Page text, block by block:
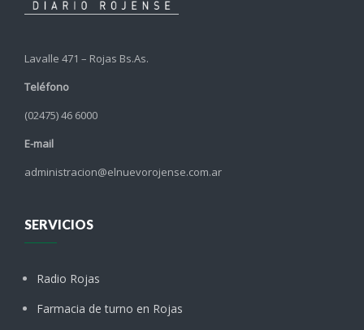
Lavalle 471 – Rojas Bs.As.
Teléfono
(02475) 46 6000
E-mail
administracion@elnuevorojense.com.ar
SERVICIOS
Radio Rojas
Farmacia de turno en Rojas